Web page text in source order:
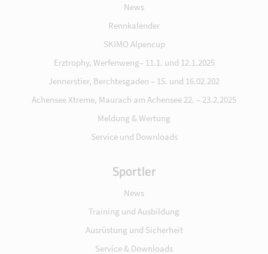
News
Rennkalender
SKIMO Alpencup
Erztrophy, Werfenweng– 11.1. und 12.1.2025
Jennerstier, Berchtesgaden – 15. und 16.02.202
Achensee Xtreme, Maurach am Achensee 22. – 23.2.2025
Meldung & Wertung
Service und Downloads
Sportler
News
Training und Ausbildung
Ausrüstung und Sicherheit
Service & Downloads